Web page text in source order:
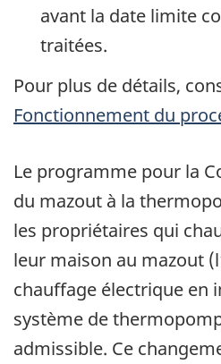
avant la date limite
traitées.
Pour plus de détails,
Fonctionnement du
Le programme pour la
du mazout à la
les propriétaires qui
leur maison au mazout
chauffage électrique en
système de
admissible. Ce